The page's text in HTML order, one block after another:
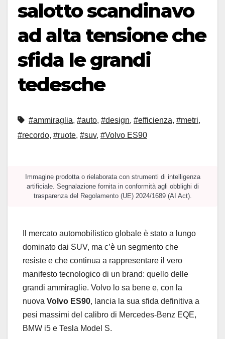
salotto scandinavo
ad alta tensione che
sfida le grandi
tedesche
#ammiraglia, #auto, #design, #efficienza, #metri,
#recordo, #ruote, #suv, #Volvo ES90
Immagine prodotta o rielaborata con strumenti di intelligenza
artificiale. Segnalazione fornita in conformità agli obblighi di
trasparenza del Regolamento (UE) 2024/1689 (AI Act).
Il mercato automobilistico globale è stato a lungo
dominato dai SUV, ma c’è un segmento che
resiste e che continua a rappresentare il vero
manifesto tecnologico di un brand: quello delle
grandi ammiraglie. Volvo lo sa bene e, con la
nuova Volvo ES90, lancia la sua sfida definitiva a
pesi massimi del calibro di Mercedes-Benz EQE,
BMW i5 e Tesla Model S.